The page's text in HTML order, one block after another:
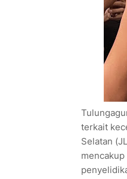
terkait
Selatan